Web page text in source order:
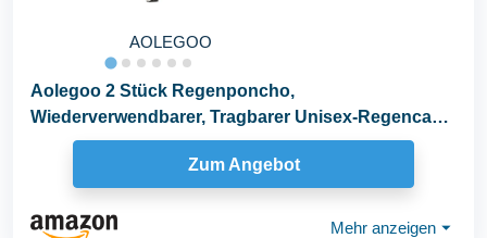
AOLEGOO
Aolegoo 2 Stück Regenponcho,
Wiederverwendbarer, Tragbarer Unisex-Regencape
für Fahrrad, Wandern...
Zum Angebot
Mehr anzeigen ⏷